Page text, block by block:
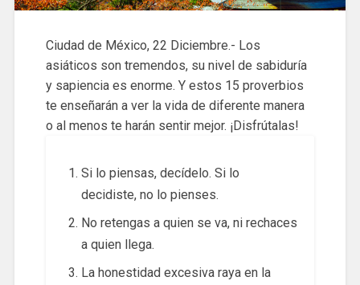
Ciudad de México, 22 Diciembre.- Los
asiáticos son tremendos, su nivel de sabiduría
y sapiencia es enorme. Y estos 15 proverbios
te enseñarán a ver la vida de diferente manera
o al menos te harán sentir mejor. ¡Disfrútalas!
Si lo piensas, decídelo. Si lo
decidiste, no lo pienses.
No retengas a quien se va, ni rechaces
a quien llega.
La honestidad excesiva raya en la